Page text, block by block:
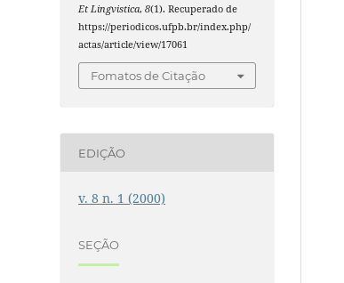
Et Lingvistica,8(1). Recuperado de
https://periodicos.ufpb.br/index.php/
actas/article/view/17061
Fomatos de Citação
EDIÇÃO
v. 8 n. 1 (2000)
SEÇÃO